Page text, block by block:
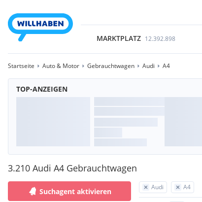
MARKTPLATZ 12.392.898
Startseite Auto & Motor Gebrauchtwagen Audi A4
TOP-ANZEIGEN
3.210 Audi A4 Gebrauchtwagen
Audi A4
Suchagent aktivieren